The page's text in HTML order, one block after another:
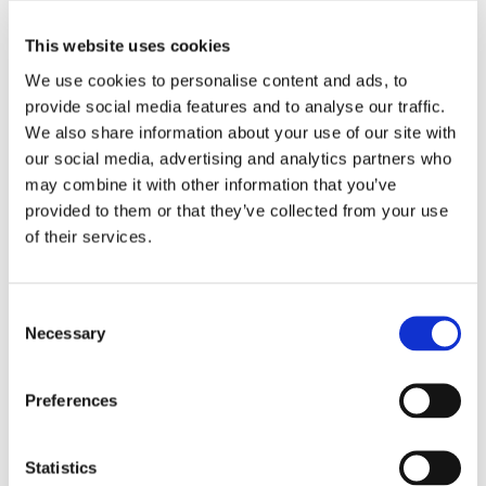
This website uses cookies
We use cookies to personalise content and ads, to
provide social media features and to analyse our traffic.
We also share information about your use of our site with
our social media, advertising and analytics partners who
may combine it with other information that you’ve
provided to them or that they’ve collected from your use
of their services.
Selection
Necessary
Preferences
Statistics
frakten fortsätter växa